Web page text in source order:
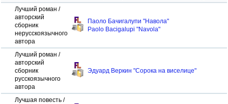
Лучший роман /
авторский
сборник
нерусскоязычного
автора
Паоло Бачигалупи "Навола"
Paolo Bacigalupi "Navola"
Лучший роман /
авторский
сборник
русскоязычного
автора
Эдуард Веркин "Сорока на виселице"
Лучшая повесть /